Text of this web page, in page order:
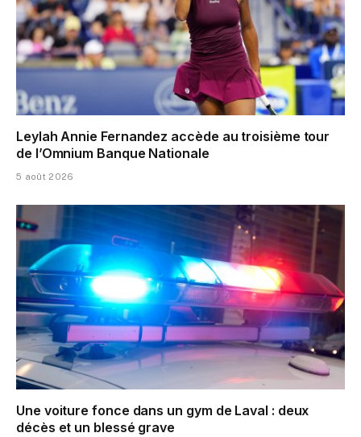
Leylah Annie Fernandez accède au troisième tour
de l’Omnium Banque Nationale
5 août 2026
Une voiture fonce dans un gym de Laval : deux
décès et un blessé grave